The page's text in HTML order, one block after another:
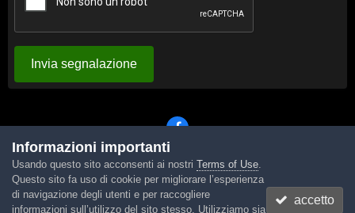
Invia segnalazione
Lingua Tema Contattaci Cookies
Powered by Invision Community
Informazioni importanti
Usando questo sito acconsenti ai nostri Terms of Use.
Questo sito fa uso di cookie per migliorare l’esperienza
di navigazione degli utenti e per raccogliere
informazioni sull’utilizzo del sito stesso. Utilizziamo sia
accetto